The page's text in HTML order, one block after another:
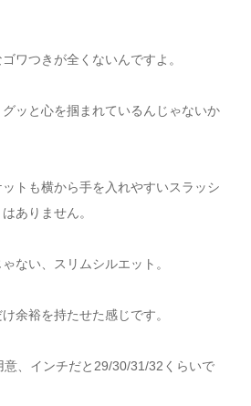
ワつきが全くないんですよ。
ッと心を掴まれているんじゃないか
トも横から手を入れやすいスラッシ
ありません。
ない、スリムシルエット。
余裕を持たせた感じです。
、インチだと29/30/31/32くらいで